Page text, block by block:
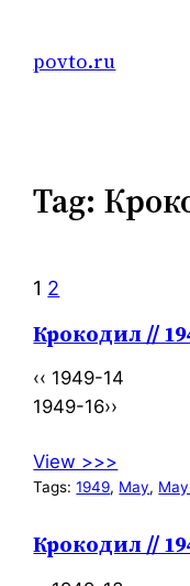
povto.ru
Tag:
1 2
Крокодил //
‹‹ 1949-14
1949-16››
View >>>
Tags:1949, May,
Крокодил //